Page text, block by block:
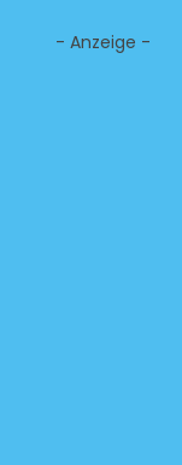
- Anzeige -